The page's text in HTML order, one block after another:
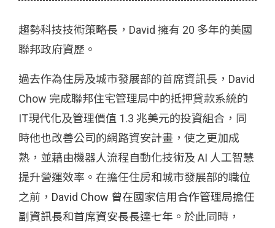
趨勢科技技術策略長，David 擁有 20 多年的美國
聯邦政府資歷。
過去作為住房及城市發展部的首席資訊長，David
Chow 完成聯邦住宅管理局中的抵押貸款系統的
IT現代化及管理價值 1.3 兆美元的投資組合，同
時他也改善公司的網路資安計畫，使之更加成
熟，並藉由機器人流程自動化技術及 AI 人工智慧
提升營運效率。在擔任住房和城市發展部的職位
之前， David Chow 曾在國家信用合作管理局擔任
副資訊長和首席資安長長達七年。 於此同時，